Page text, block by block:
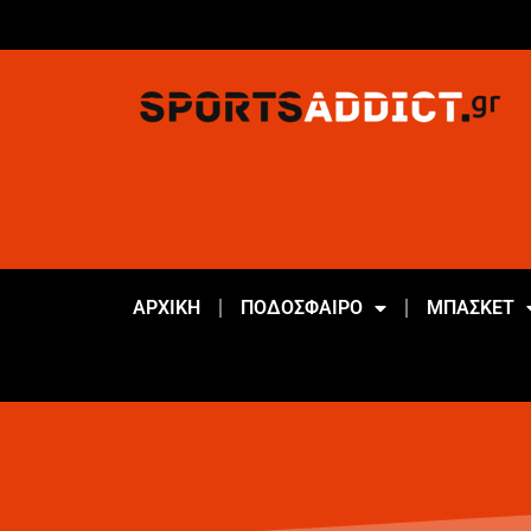
ΑΡΧΙΚΗ ΠΟΔΟΣΦΑΙΡΟ ΜΠΑΣΚΕΤ